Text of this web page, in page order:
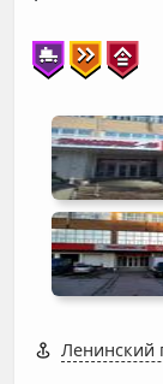
Ленинский